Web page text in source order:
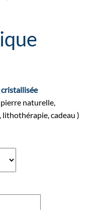
naturelle,
lithothérapie, cadeau )